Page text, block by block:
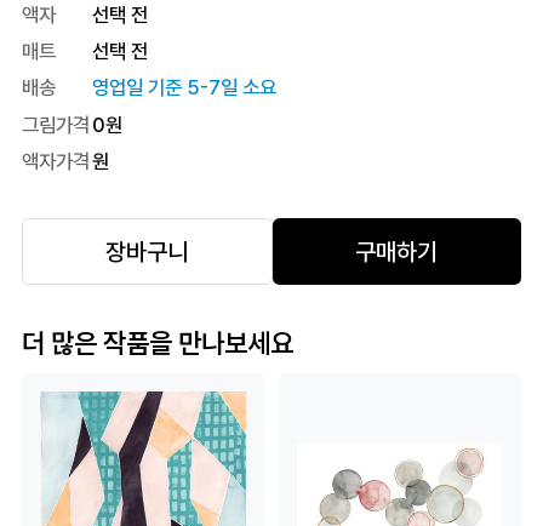
액자
선택 전
매트
선택 전
배송
영업일 기준 5-7일 소요
그림가격 0원
액자가격원
장바구니 구매하기
더 많은 작품을 만나보세요